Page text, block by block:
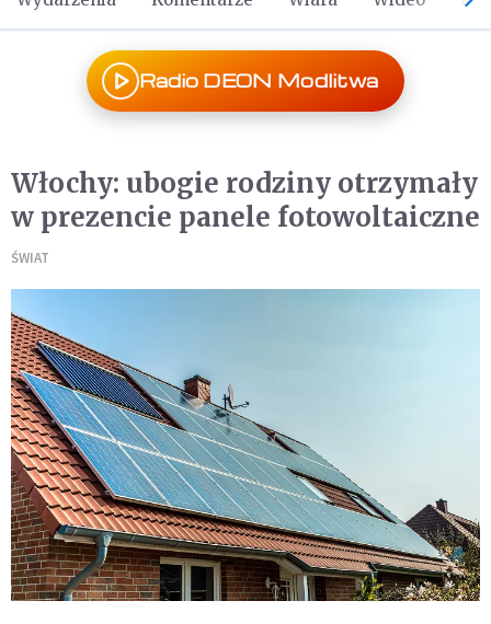
Radio DEON Modlitwa
Włochy: ubogie rodziny otrzymały
w prezencie panele fotowoltaiczne
ŚWIAT